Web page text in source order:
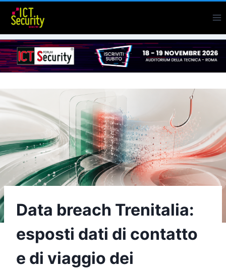
Salta
contenuto
Data breach Trenitalia:
esposti dati di contatto
e di viaggio dei